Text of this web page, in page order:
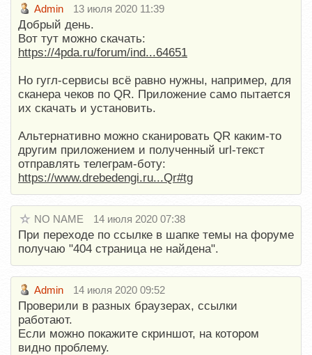
Admin 13 июля 2020 11:39
Добрый день.
Вот тут можно скачать:
https://4pda.ru/forum/ind...64651
Но гугл-сервисы всё равно нужны, например, для
сканера чеков по QR. Приложение само пытается
их скачать и установить.
Альтернативно можно сканировать QR каким-то
другим приложением и полученный url-текст
отправлять телеграм-боту:
https://www.drebedengi.ru...Qr#tg
NO NAME 14 июля 2020 07:38
При переходе по ссылке в шапке темы на форуме
получаю "404 страница не найдена".
Admin 14 июля 2020 09:52
Проверили в разных браузерах, ссылки
работают.
Если можно покажите скриншот, на котором
видно проблему.